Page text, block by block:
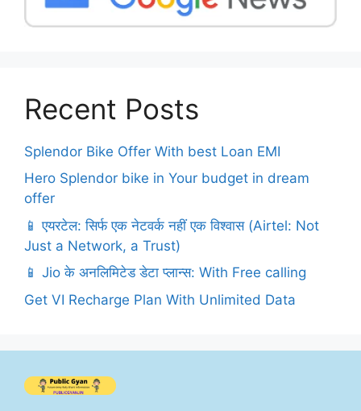
Recent Posts
Splendor Bike Offer With best Loan EMI
Hero Splendor bike in Your budget in dream
offer
📱 एयरटेल: सिर्फ एक नेटवर्क नहीं एक विश्वास (Airtel: Not
Just a Network, a Trust)
📱 Jio के अनलिमिटेड डेटा प्लान्स: With Free calling
Get VI Recharge Plan With Unlimited Data